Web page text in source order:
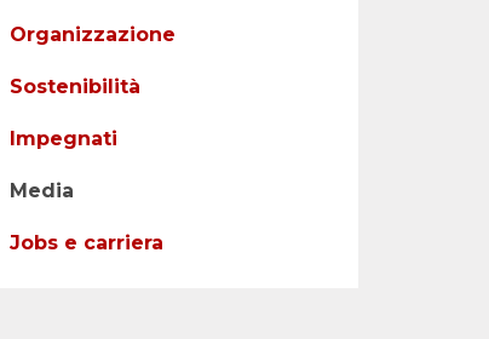
Organizzazione
Sostenibilità
Impegnati
Media
Jobs e carriera